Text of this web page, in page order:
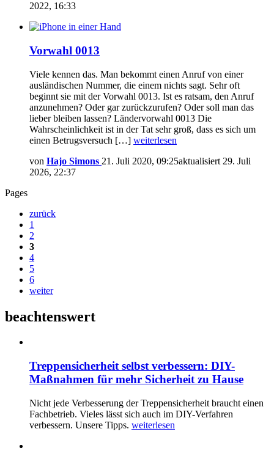
2022, 16:33
Vorwahl 0013
Viele kennen das. Man bekommt einen Anruf von einer
ausländischen Nummer, die einem nichts sagt. Sehr oft
beginnt sie mit der Vorwahl 0013. Ist es ratsam, den Anruf
anzunehmen? Oder gar zurückzurufen? Oder soll man das
lieber bleiben lassen? Ländervorwahl 0013 Die
Wahrscheinlichkeit ist in der Tat sehr groß, dass es sich um
einen Betrugsversuch […] weiterlesen
von Hajo Simons 21. Juli 2020, 09:25aktualisiert 29. Juli
2026, 22:37
Pages
zurück
1
2
3
4
5
6
weiter
beachtenswert
Treppensicherheit selbst verbessern: DIY-
Maßnahmen für mehr Sicherheit zu Hause
Nicht jede Verbesserung der Treppensicherheit braucht einen
Fachbetrieb. Vieles lässt sich auch im DIY-Verfahren
verbessern. Unsere Tipps. weiterlesen